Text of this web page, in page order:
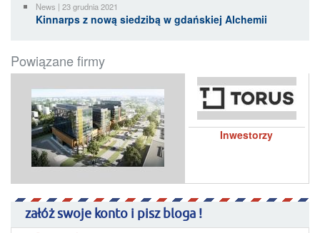
News | 23 grudnia 2021
Kinnarps z nową siedzibą w gdańskiej Alchemii
Powiązane firmy
Inwestorzy
załóż swoje konto i pisz bloga !